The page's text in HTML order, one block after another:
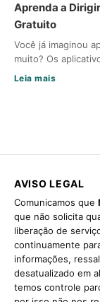
Aprenda a
Gratuito
Você já imaginou
muito? Os
Leia mais
AVISO LEGAL
Comunicamos que
que não solicita
liberação de
continuamente
informações,
desatualizado em
temos controle